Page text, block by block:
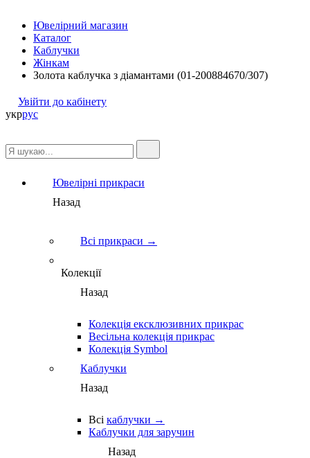
Ювелірний магазин
Каталог
Каблучки
Жінкам
Золота каблучка з діамантами (01-200884670/307)
Увійти до кабінету
укррус
Ювелірні прикраси
Назад
Всі прикраси →
Колекції
Назад
Колекція ексклюзивних прикрас
Весільна колекція прикрас
Колекція Symbol
Каблучки
Назад
Всі каблучки →
Каблучки для заручин
Назад